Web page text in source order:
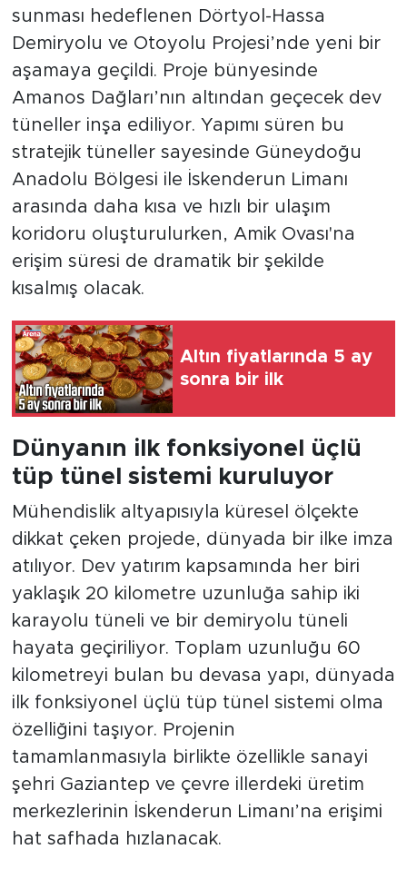
sunması hedeflenen Dörtyol-Hassa
Demiryolu ve Otoyolu Projesi’nde yeni bir
aşamaya geçildi. Proje bünyesinde
Amanos Dağları’nın altından geçecek dev
tüneller inşa ediliyor. Yapımı süren bu
stratejik tüneller sayesinde Güneydoğu
Anadolu Bölgesi ile İskenderun Limanı
arasında daha kısa ve hızlı bir ulaşım
koridoru oluşturulurken, Amik Ovası'na
erişim süresi de dramatik bir şekilde
kısalmış olacak.
Altın fiyatlarında 5 ay
sonra bir ilk
Dünyanın ilk fonksiyonel üçlü
tüp tünel sistemi kuruluyor
Mühendislik altyapısıyla küresel ölçekte
dikkat çeken projede, dünyada bir ilke imza
atılıyor. Dev yatırım kapsamında her biri
yaklaşık 20 kilometre uzunluğa sahip iki
karayolu tüneli ve bir demiryolu tüneli
hayata geçiriliyor. Toplam uzunluğu 60
kilometreyi bulan bu devasa yapı, dünyada
ilk fonksiyonel üçlü tüp tünel sistemi olma
özelliğini taşıyor. Projenin
tamamlanmasıyla birlikte özellikle sanayi
şehri Gaziantep ve çevre illerdeki üretim
merkezlerinin İskenderun Limanı’na erişimi
hat safhada hızlanacak.